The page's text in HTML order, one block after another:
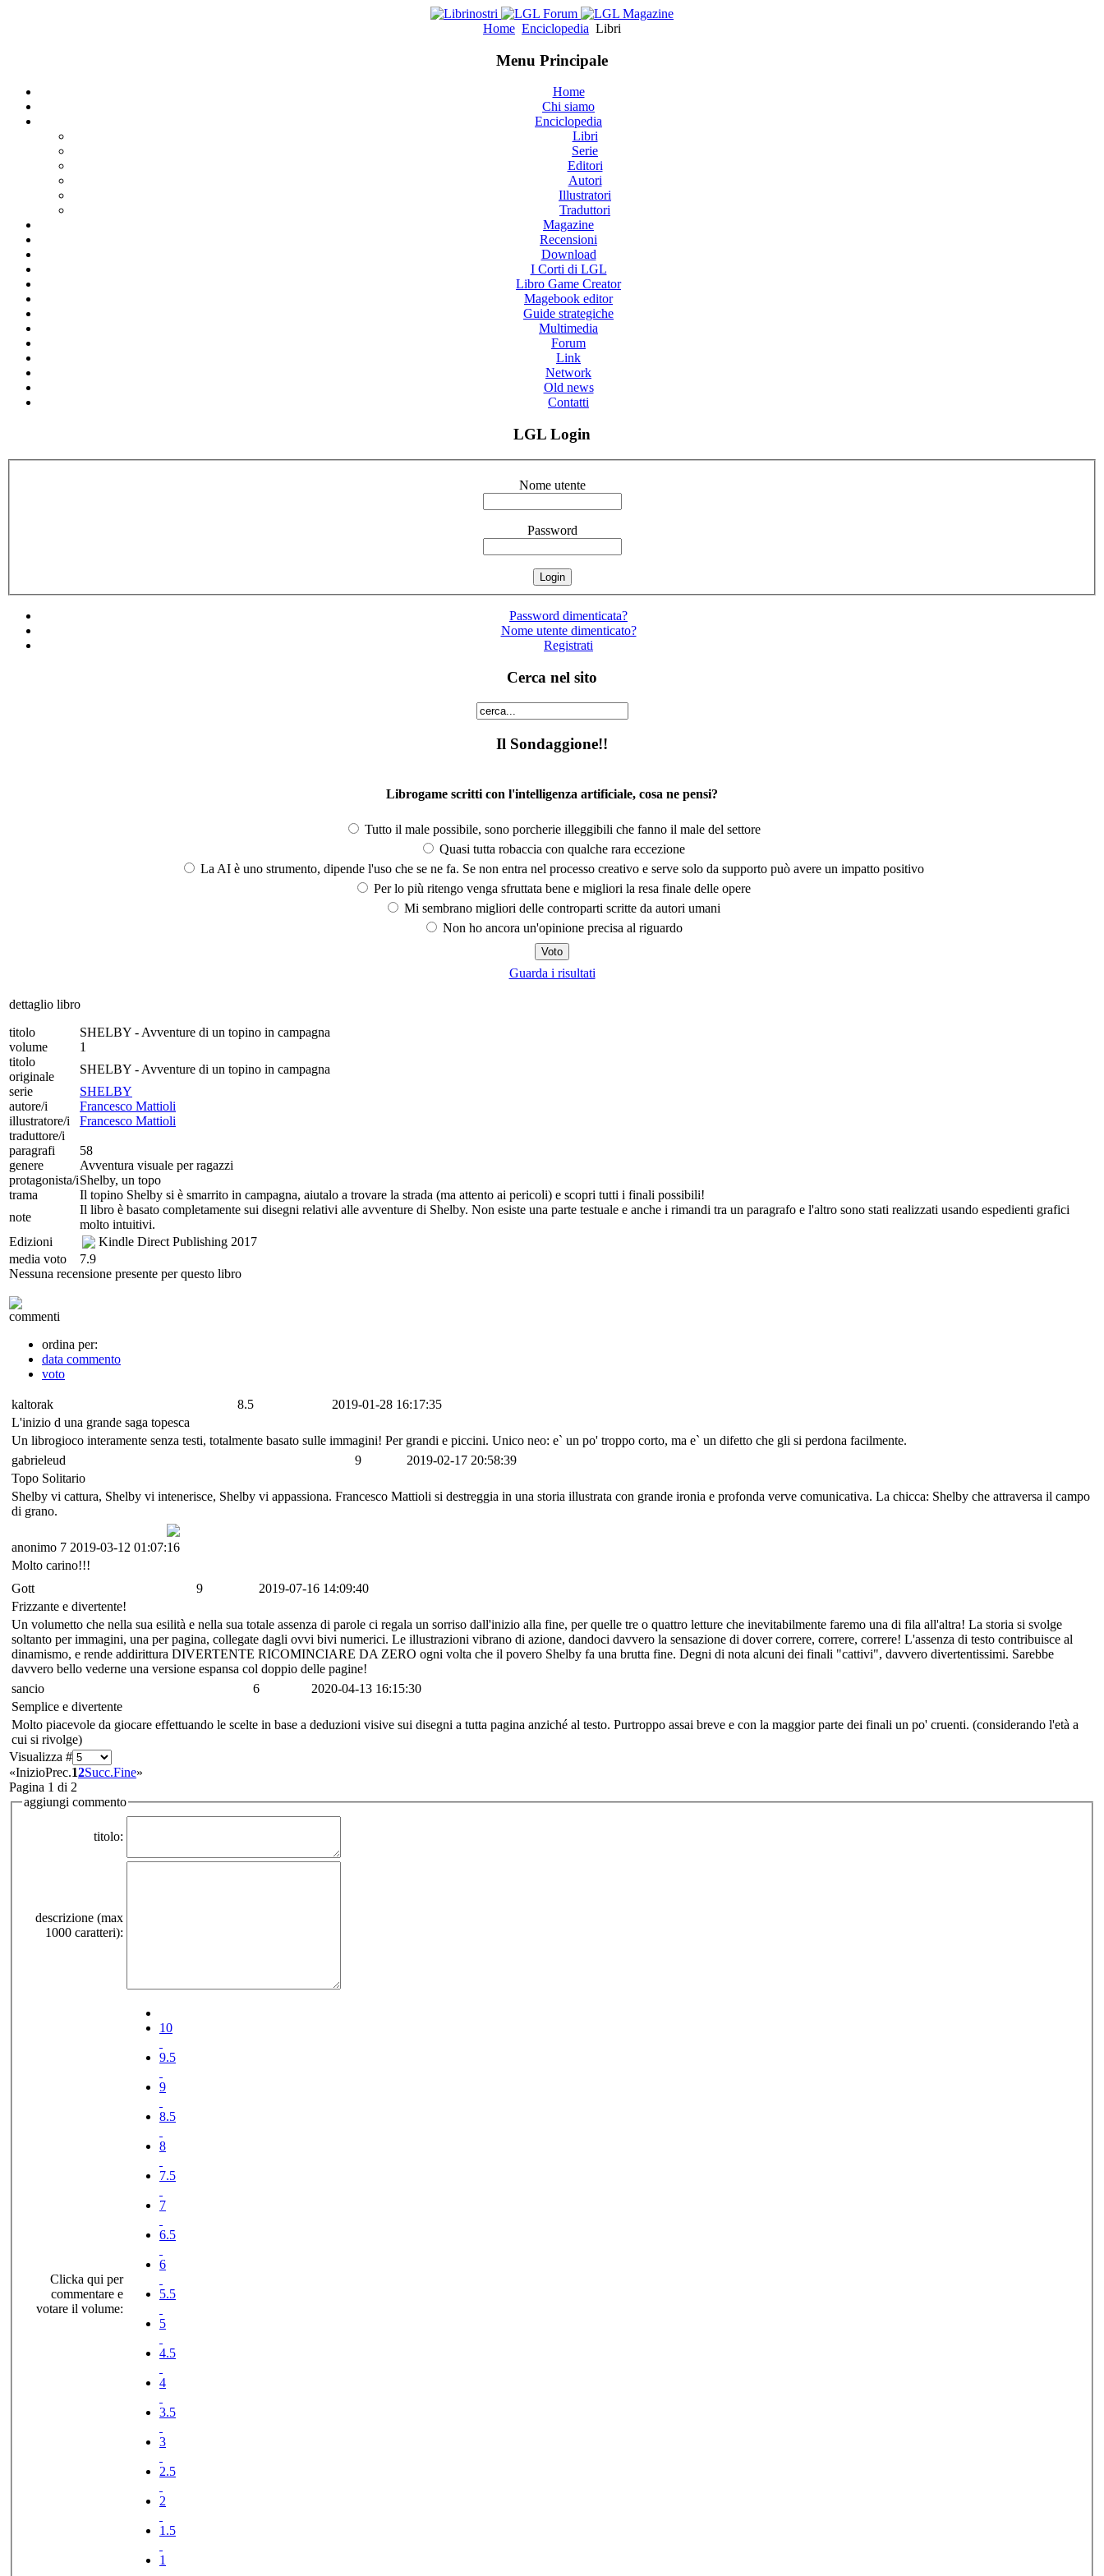
Home Enciclopedia Libri
Menu Principale
Home
Chi siamo
Enciclopedia
Libri
Serie
Editori
Autori
Illustratori
Traduttori
Magazine
Recensioni
Download
I Corti di LGL
Libro Game Creator
Magebook editor
Guide strategiche
Multimedia
Forum
Link
Network
Old news
Contatti
LGL Login
Nome utente
Password
Password dimenticata?
Nome utente dimenticato?
Registrati
Cerca nel sito
Il Sondaggione!!
Librogame scritti con l'intelligenza artificiale, cosa ne pensi?
Tutto il male possibile, sono porcherie illeggibili che fanno il male del settore
Quasi tutta robaccia con qualche rara eccezione
La AI è uno strumento, dipende l'uso che se ne fa. Se non entra nel processo creativo e serve solo da supporto può avere un impatto positivo
Per lo più ritengo venga sfruttata bene e migliori la resa finale delle opere
Mi sembrano migliori delle controparti scritte da autori umani
Non ho ancora un'opinione precisa al riguardo
Guarda i risultati
dettaglio libro
titolo
SHELBY - Avventure di un topino in campagna
volume
1
titolo
originale
SHELBY - Avventure di un topino in campagna
serie
SHELBY
autore/i
Francesco Mattioli
illustratore/i
Francesco Mattioli
traduttore/i
paragrafi
58
genere
Avventura visuale per ragazzi
protagonista/iShelby, un topo
trama
Il topino Shelby si è smarrito in campagna, aiutalo a trovare la strada (ma attento ai pericoli) e scopri tutti i finali possibili!
note
Il libro è basato completamente sui disegni relativi alle avventure di Shelby. Non esiste una parte testuale e anche i rimandi tra un paragrafo e l'altro sono stati realizzati usando espedienti grafici
molto intuitivi.
Edizioni
Kindle Direct Publishing 2017
media voto
7.9
Nessuna recensione presente per questo libro
commenti
ordina per:
data commento
voto
kaltorak 8.5
2019-01-28 16:17:35
L'inizio d una grande saga topesca
Un librogioco interamente senza testi, totalmente basato sulle immagini! Per grandi e piccini. Unico neo: e` un po' troppo corto, ma e` un difetto che gli si perdona facilmente.
gabrieleud
9
2019-02-17 20:58:39
Topo Solitario
Shelby vi cattura, Shelby vi intenerisce, Shelby vi appassiona. Francesco Mattioli si destreggia in una storia illustrata con grande ironia e profonda verve comunicativa. La chicca: Shelby che attraversa il campo
di grano.
anonimo 7 2019-03-12 01:07:16
Molto carino!!!
Gott
9
2019-07-16 14:09:40
Frizzante e divertente!
Un volumetto che nella sua esilità e nella sua totale assenza di parole ci regala un sorriso dall'inizio alla fine, per quelle tre o quattro letture che inevitabilmente faremo una di fila all'altra! La storia si svolge
soltanto per immagini, una per pagina, collegate dagli ovvi bivi numerici. Le illustrazioni vibrano di azione, dandoci davvero la sensazione di dover correre, correre, correre! L'assenza di testo contribuisce al
dinamismo, e rende addirittura DIVERTENTE RICOMINCIARE DA ZERO ogni volta che il povero Shelby fa una brutta fine. Degni di nota alcuni dei finali "cattivi", davvero divertentissimi. Sarebbe
davvero bello vederne una versione espansa col doppio delle pagine!
sancio
6
2020-04-13 16:15:30
Semplice e divertente
Molto piacevole da giocare effettuando le scelte in base a deduzioni visive sui disegni a tutta pagina anziché al testo. Purtroppo assai breve e con la maggior parte dei finali un po' cruenti. (considerando l'età a
cui si rivolge)
Visualizza #
«InizioPrec.12Succ.Fine»
Pagina 1 di 2
aggiungi commento
titolo:
descrizione (max
1000 caratteri):
Clicka qui per
commentare e
votare il volume:
10
9.5
9
8.5
8
7.5
7
6.5
6
5.5
5
4.5
4
3.5
3
2.5
2
1.5
1